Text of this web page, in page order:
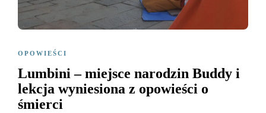
OPOWIEŚCI
Lumbini – miejsce narodzin Buddy i
lekcja wyniesiona z opowieści o
śmierci